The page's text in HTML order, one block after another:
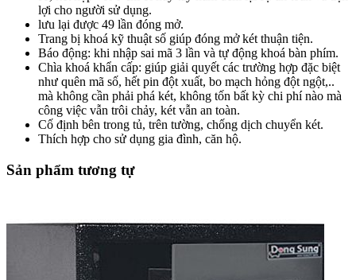
lợi cho người sử dụng.
lưu lại được 49 lần đóng mở.
Trang bị khoá kỹ thuật số giúp đóng mở két thuận tiện.
Báo động: khi nhập sai mã 3 lần và tự động khoá bàn phím.
Chìa khoá khẩn cấp: giúp giải quyết các trường hợp đặc biệt
như quên mã số, hết pin đột xuất, bo mạch hỏng đột ngột,..
mà không cần phải phá két, không tốn bất kỳ chi phí nào mà
công việc vẫn trôi chảy, két vẫn an toàn.
Cố định bên trong tủ, trên tường, chống dịch chuyển két.
Thích hợp cho sử dụng gia đình, căn hộ.
Sản phẩm tương tự